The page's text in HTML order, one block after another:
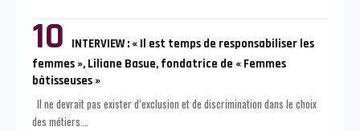
INTERVIEW : « Il est temps de responsabiliser les
femmes », Liliane Basue, fondatrice de « Femmes
bâtisseuses »
Il ne devrait pas exister d’exclusion et de discrimination dans le choix
des métiers.…